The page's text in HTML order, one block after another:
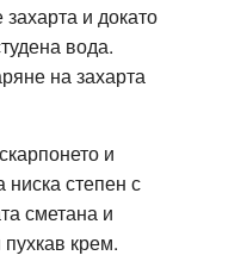
и докато
вода.
на захарта
и
ниска степен с
сметана и
крем.